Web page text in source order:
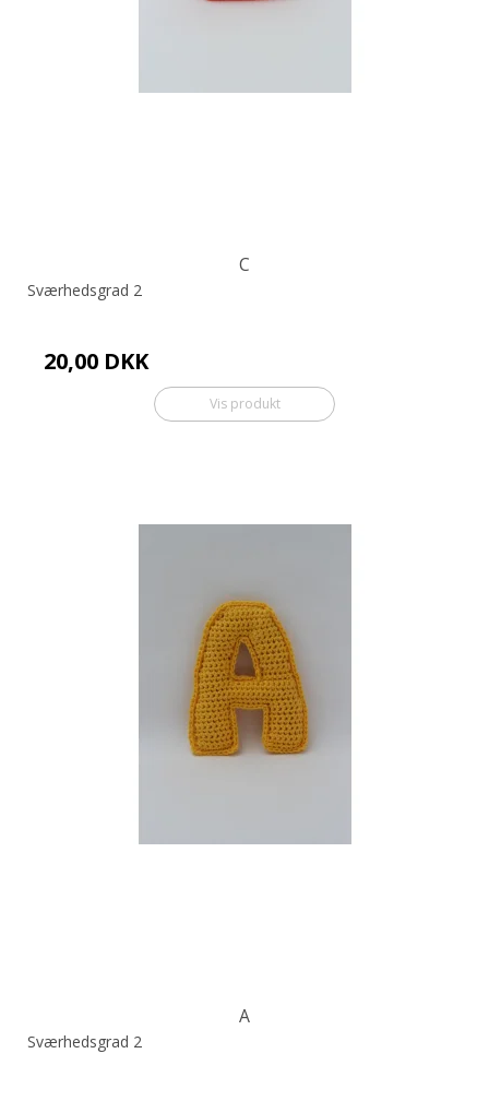
C
Sværhedsgrad 2
20,00 DKK
Vis produkt
A
Sværhedsgrad 2